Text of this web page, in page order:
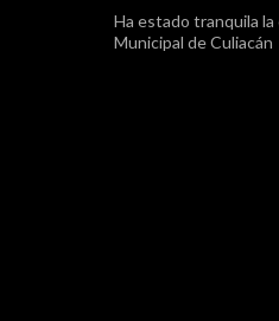
Ha estado tranquila
Municipal de Culiacán